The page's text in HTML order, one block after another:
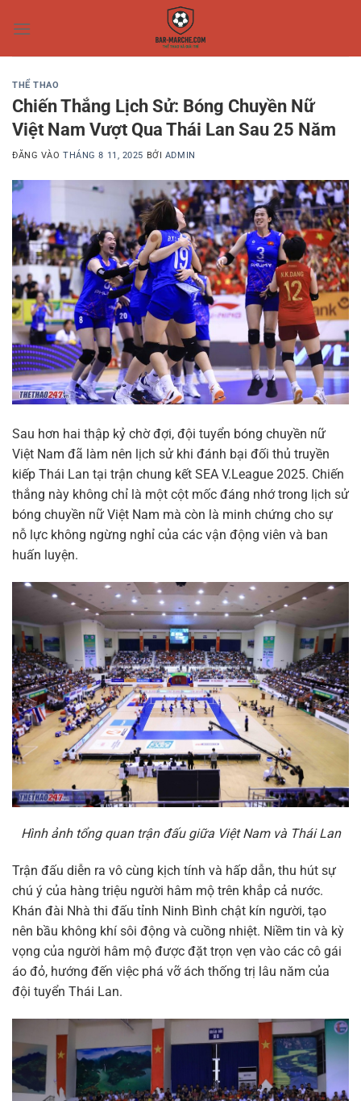
qua
THỂ THAO
Chiến Thắng Lịch Sử: Bóng Chuyền Nữ
Việt Nam Vượt Qua Thái Lan Sau 25 Năm
ĐĂNG VÀOTHÁNG 8 11, 2025 BỞI ADMIN
Sau hơn hai thập kỷ chờ đợi, đội tuyển bóng chuyền nữ
Việt Nam đã làm nên lịch sử khi đánh bại đối thủ truyền
kiếp Thái Lan tại trận chung kết SEA V.League 2025. Chiến
thắng này không chỉ là một cột mốc đáng nhớ trong lịch sử
bóng chuyền nữ Việt Nam mà còn là minh chứng cho sự
nỗ lực không ngừng nghỉ của các vận động viên và ban
huấn luyện.
Hình ảnh tổng quan trận đấu giữa Việt Nam và Thái Lan
Trận đấu diễn ra vô cùng kịch tính và hấp dẫn, thu hút sự
chú ý của hàng triệu người hâm mộ trên khắp cả nước.
Khán đài Nhà thi đấu tỉnh Ninh Bình chật kín người, tạo
nên bầu không khí sôi động và cuồng nhiệt. Niềm tin và kỳ
vọng của người hâm mộ được đặt trọn vẹn vào các cô gái
áo đỏ, hướng đến việc phá vỡ ách thống trị lâu năm của
đội tuyển Thái Lan.